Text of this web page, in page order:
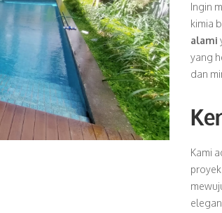
Ingin
kimia
alami
yang
dan
Kami